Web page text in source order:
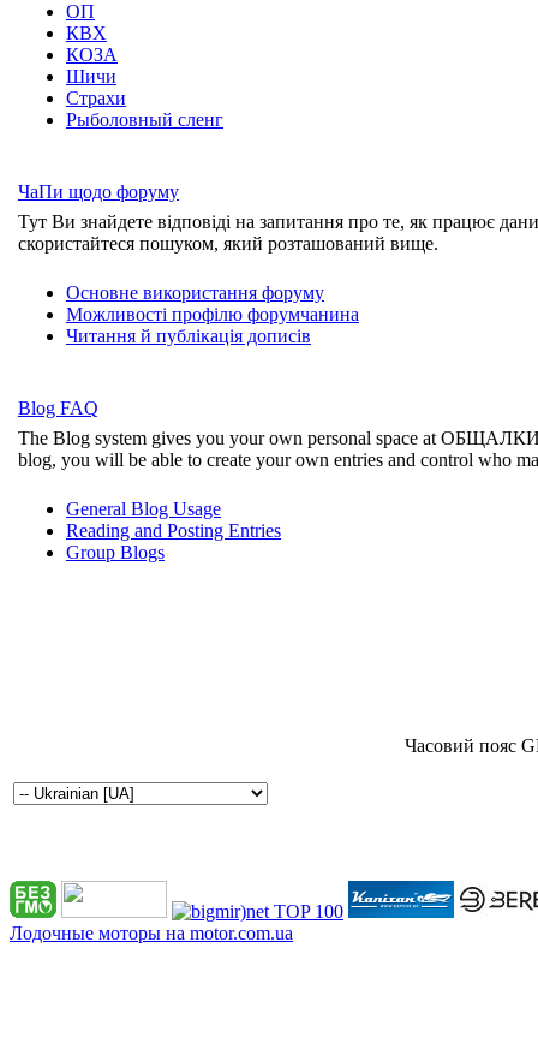
ОП
КВХ
КОЗА
Шичи
Страхи
Рыболовный сленг
ЧаПи щодо форуму
Тут Ви знайдете відповіді на запитання про те, як працює
скористайтеся пошуком, який розташований вище.
Основне використання форуму
Можливості профілю форумчанина
Читання й публікація дописів
Blog FAQ
The Blog system gives you your own personal space at
blog, you will be able to create your own entries and control who
General Blog Usage
Reading and Posting Entries
Group Blogs
Часовий пояс
Лодочные моторы на motor.com.ua